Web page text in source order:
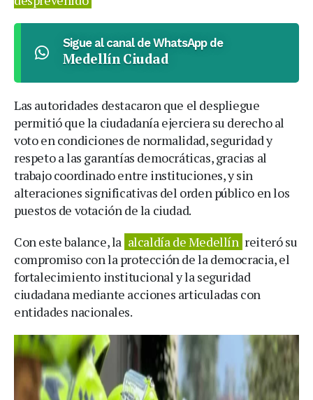
Sigue al canal de WhatsApp de
Medellín Ciudad
Las autoridades destacaron que el despliegue
permitió que la ciudadanía ejerciera su derecho al
voto en condiciones de normalidad, seguridad y
respeto a las garantías democráticas, gracias al
trabajo coordinado entre instituciones, y sin
alteraciones significativas del orden público en los
puestos de votación de la ciudad.
Con este balance, la alcaldía de Medellín reiteró su
compromiso con la protección de la democracia, el
fortalecimiento institucional y la seguridad
ciudadana mediante acciones articuladas con
entidades nacionales.